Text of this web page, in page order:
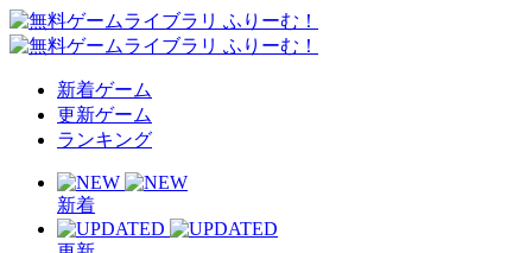
新着ゲーム
更新ゲーム
ランキング
新着